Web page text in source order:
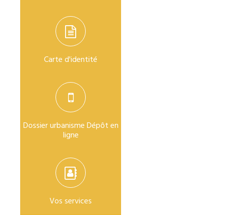
Carte d'identité
Dossier urbanisme Dépôt en
ligne
Vos services